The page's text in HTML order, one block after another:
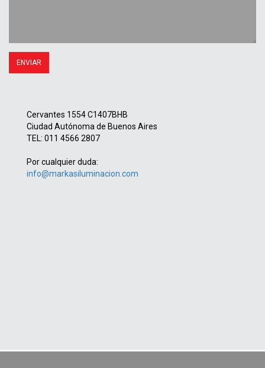
Cervantes 1554 C1407BHB
Ciudad Autónoma de Buenos Aires
TEL: 011 4566 2807
Por cualquier duda:
info@markasiluminacion.com